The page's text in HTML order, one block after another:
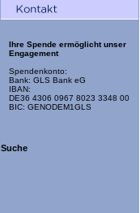
Ihre Spende ermöglicht unser
Engagement
Spendenkonto:
Bank: GLS Bank eG
IBAN:
DE36 4306 0967 8023 3348 00
BIC: GENODEM1GLS
Suche